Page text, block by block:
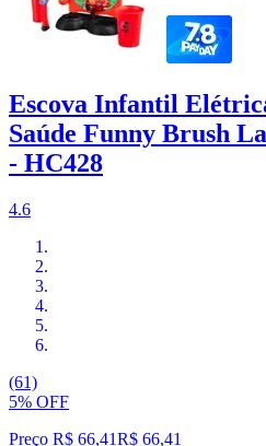
Escova Infantil
Saúde Funny Brush
- HC428
4.6
(61)
5% OFF
Preço R$ 66,41R$ 66,41